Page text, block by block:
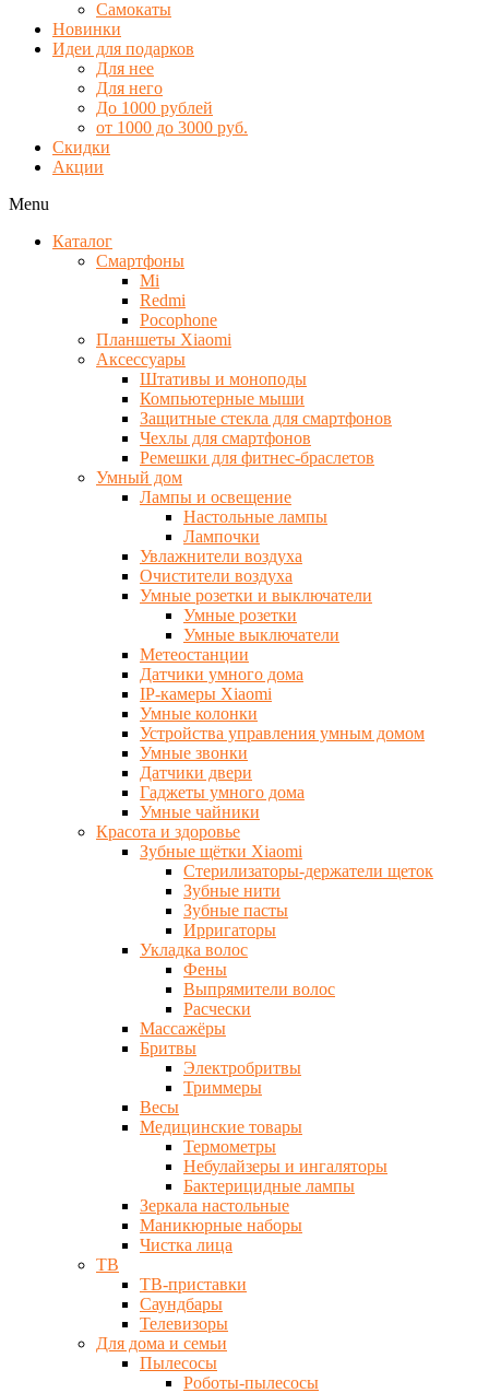
Самокаты
Новинки
Идеи для подарков
Для нее
Для него
До 1000 рублей
от 1000 до 3000 руб.
Скидки
Акции
Menu
Каталог
Смартфоны
Mi
Redmi
Pocophone
Планшеты Xiaomi
Аксессуары
Штативы и моноподы
Компьютерные мыши
Защитные стекла для смартфонов
Чехлы для смартфонов
Ремешки для фитнес-браслетов
Умный дом
Лампы и освещение
Настольные лампы
Лампочки
Увлажнители воздуха
Очистители воздуха
Умные розетки и выключатели
Умные розетки
Умные выключатели
Метеостанции
Датчики умного дома
IP-камеры Xiaomi
Умные колонки
Устройства управления умным домом
Умные звонки
Датчики двери
Гаджеты умного дома
Умные чайники
Красота и здоровье
Зубные щётки Xiaomi
Стерилизаторы-держатели щеток
Зубные нити
Зубные пасты
Ирригаторы
Укладка волос
Фены
Выпрямители волос
Расчески
Массажёры
Бритвы
Электробритвы
Триммеры
Весы
Медицинские товары
Термометры
Небулайзеры и ингаляторы
Бактерицидные лампы
Зеркала настольные
Маникюрные наборы
Чистка лица
ТВ
ТВ-приставки
Саундбары
Телевизоры
Для дома и семьи
Пылесосы
Роботы-пылесосы